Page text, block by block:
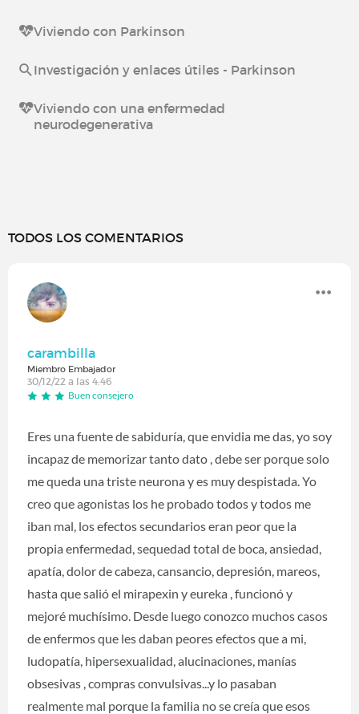
Viviendo con Parkinson
Investigación y enlaces útiles - Parkinson
Viviendo con una enfermedad
neurodegenerativa
TODOS LOS COMENTARIOS
carambilla
Miembro Embajador
30/12/22 a las 4:46
Buen consejero
Eres una fuente de sabiduría, que envidia me das, yo soy
incapaz de memorizar tanto dato , debe ser porque solo
me queda una triste neurona y es muy despistada. Yo
creo que agonistas los he probado todos y todos me
iban mal, los efectos secundarios eran peor que la
propia enfermedad, sequedad total de boca, ansiedad,
apatía, dolor de cabeza, cansancio, depresión, mareos,
hasta que salió el mirapexin y eureka , funcionó y
mejoré muchísimo. Desde luego conozco muchos casos
de enfermos que les daban peores efectos que a mi,
ludopatía, hipersexualidad, alucinaciones, manías
obsesivas , compras convulsivas...y lo pasaban
realmente mal porque la familia no se creía que esos